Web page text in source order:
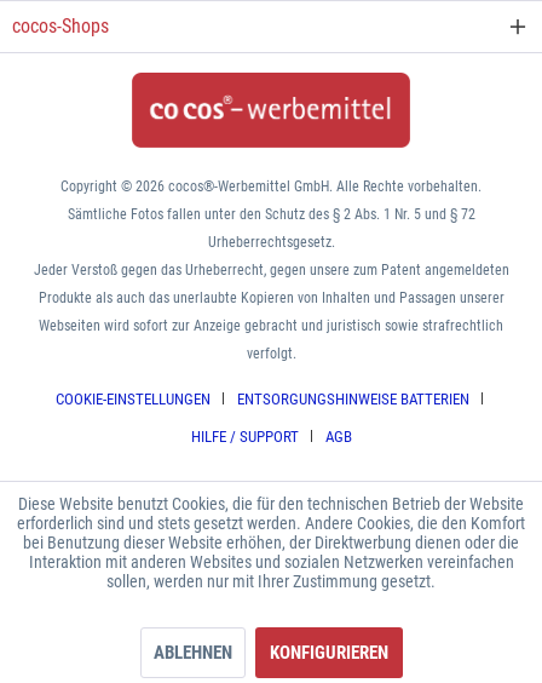
cocos-Shops
COOKIE-EINSTELLUNGEN ENTSORGUNGSHINWEISE BATTERIEN
HILFE / SUPPORT AGB
Copyright © 2026 cocos®-Werbemittel GmbH. Alle Rechte vorbehalten.
Sämtliche Fotos fallen unter den Schutz des § 2 Abs. 1 Nr. 5 und § 72
Urheberrechtsgesetz.
Jeder Verstoß gegen das Urheberrecht, gegen unsere zum Patent angemeldeten
Produkte als auch das unerlaubte Kopieren von Inhalten und Passagen unserer
Webseiten wird sofort zur Anzeige gebracht und juristisch sowie strafrechtlich
verfolgt.
Diese Website benutzt Cookies, die für den technischen Betrieb der Website
erforderlich sind und stets gesetzt werden. Andere Cookies, die den Komfort
bei Benutzung dieser Website erhöhen, der Direktwerbung dienen oder die
Interaktion mit anderen Websites und sozialen Netzwerken vereinfachen
sollen, werden nur mit Ihrer Zustimmung gesetzt.
ABLEHNEN KONFIGURIEREN